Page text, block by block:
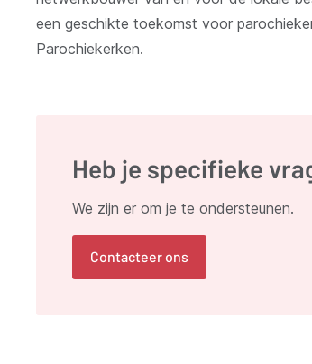
een geschikte toekomst voor
Parochiekerken.
Heb je specifieke
We zijn er om je te ondersteunen.
Contacteer ons